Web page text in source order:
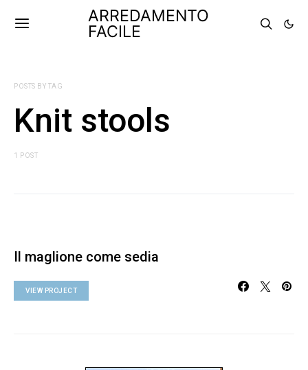
ARREDAMENTO
FACILE
POSTS BY TAG
Knit stools
1 POST
Il maglione come sedia
VIEW PROJECT